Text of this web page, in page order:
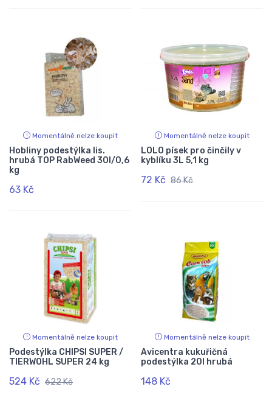
Momentálně nelze koupit
Hobliny podestýlka lis.
hrubá TOP RabWeed 30l/0,6
kg
63 Kč
Momentálně nelze koupit
LOLO písek pro činčily v
kyblíku 3L 5,1 kg
72 Kč 86 Kč
Momentálně nelze koupit
Podestýlka CHIPSI SUPER /
TIERWOHL SUPER 24 kg
524 Kč 622 Kč
Momentálně nelze koupit
Avicentra kukuřičná
podestýlka 20l hrubá
148 Kč